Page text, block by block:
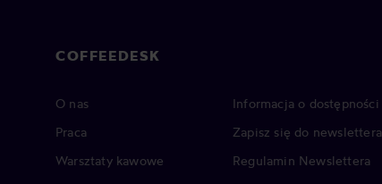
COFFEEDESK
O nas
Praca
Warsztaty kawowe
Informacja o dostępności
Zapisz się do newslettera
Regulamin Newslettera